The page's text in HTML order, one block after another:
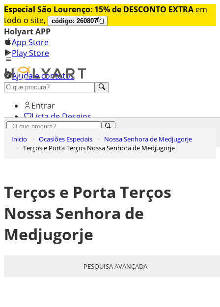
Especial São Lourenço: 15% de DESCONTO EXTRA em
todo o site,
código: 260807
Holyart APP
App Store
Play Store
Ajuda e contatos
Conheça premium
Entrar
Lista de Desejos
0
Carrinho de Compras
Inicio Ocasiões Especiais
Nossa Senhora de Medjugorje
Terços e Porta Terços Nossa Senhora de Medjugorje
Terços e Porta Terços
Nossa Senhora de
Medjugorje
PESQUISA AVANÇADA